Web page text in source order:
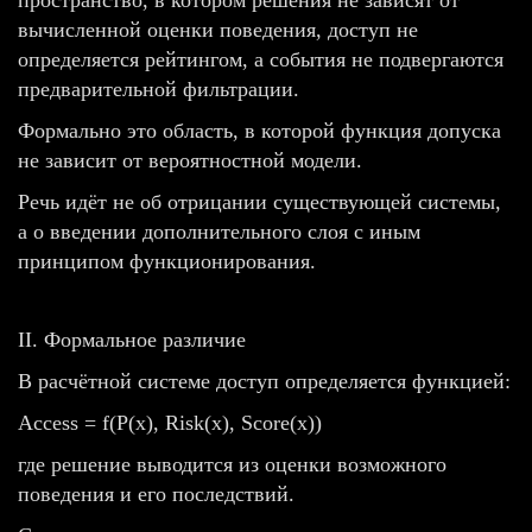
вычисленной оценки поведения, доступ не
определяется рейтингом, а события не подвергаются
предварительной фильтрации.
Формально это область, в которой функция допуска
не зависит от вероятностной модели.
Речь идёт не об отрицании существующей системы,
а о введении дополнительного слоя с иным
принципом функционирования.
II. Формальное различие
В расчётной системе доступ определяется функцией:
Access = f(P(x), Risk(x), Score(x))
где решение выводится из оценки возможного
поведения и его последствий.